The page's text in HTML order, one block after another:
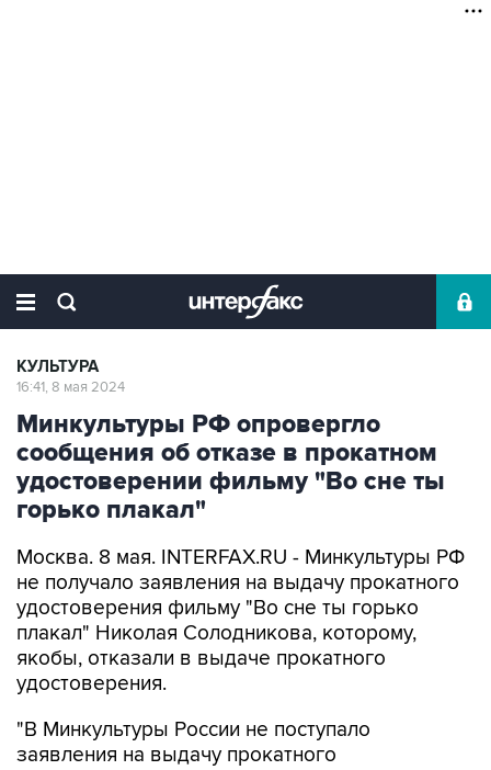
КУЛЬТУРА
16:41, 8 мая 2024
Минкультуры РФ опровергло
сообщения об отказе в прокатном
удостоверении фильму "Во сне ты
горько плакал"
Москва. 8 мая. INTERFAX.RU - Минкультуры РФ
не получало заявления на выдачу прокатного
удостоверения фильму "Во сне ты горько
плакал" Николая Солодникова, которому,
якобы, отказали в выдаче прокатного
удостоверения.
"В Минкультуры России не поступало
заявления на выдачу прокатного